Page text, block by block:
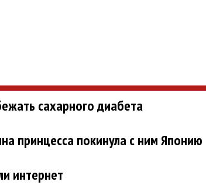
сахарного диабета
принцесса покинула с ним Японию
интернет